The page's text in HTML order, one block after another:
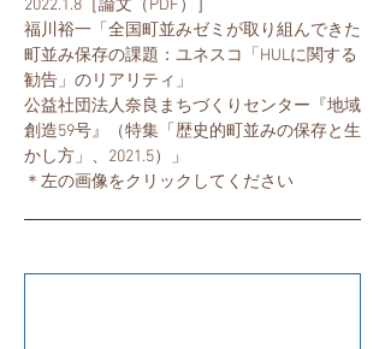
2022.1.8［論文（PDF）］
​福川裕一「全国町並みゼミが取り組んできた
町並み保存の課題：ユネスコ「HULに関する
勧告」のリアリティ」
公益社団法人奈良まちづくりセンター『地域
創造59号』（特集「歴史的町並みの保存と生
かし方」、2021.5）」
​＊左の画像をクリックしてください